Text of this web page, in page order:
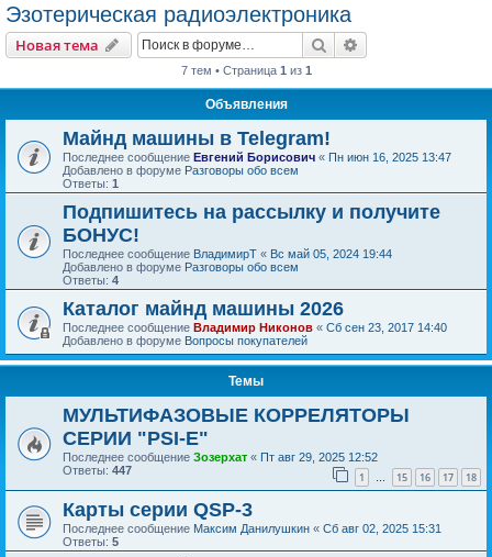
Эзотерическая радиоэлектроника
Новая тема Поиск
7 тем • Страница 1 из 1
Объявления
Майнд машины в Telegram!
Последнее сообщение Евгений Борисович « Пн июн 16, 2025 13:47
Добавлено в форуме Разговоры обо всем
Ответы: 1
Подпишитесь на рассылку и получите
БОНУС!
Последнее сообщение ВладимирТ « Вс май 05, 2024 19:44
Добавлено в форуме Разговоры обо всем
Ответы: 4
Каталог майнд машины 2026
Последнее сообщение Владимир Никонов « Сб сен 23, 2017 14:40
Добавлено в форуме Вопросы покупателей
Темы
МУЛЬТИФАЗОВЫЕ КОРРЕЛЯТОРЫ
СЕРИИ "PSI-E"
Последнее сообщение Зозерхат « Пт авг 29, 2025 12:52
Ответы: 447 1 … 15 16 17 18
Карты серии QSP-3
Последнее сообщение Максим Данилушкин « Сб авг 02, 2025 15:31
Ответы: 5